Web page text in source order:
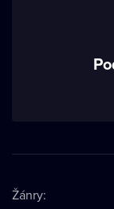
Žánry: